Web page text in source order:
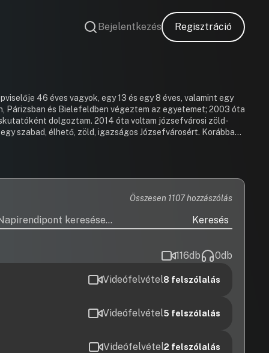
Bejelentkezés Regisztráció
46 éves vagyok, egy 13 és egy 8 éves, valamint egy
óta voltam józsefvárosi zöld-
élhető, zöld, igazságos Józsefvárosért. Korábban
Egyetemen, majd adjunktusként a Károli Gáspár
Összesen 1107 hozzászólás
Keresés
116db 0db
Videófelvétel8 felszólalás
Videófelvétel5 felszólalás
Videófelvétel2 felszólalás